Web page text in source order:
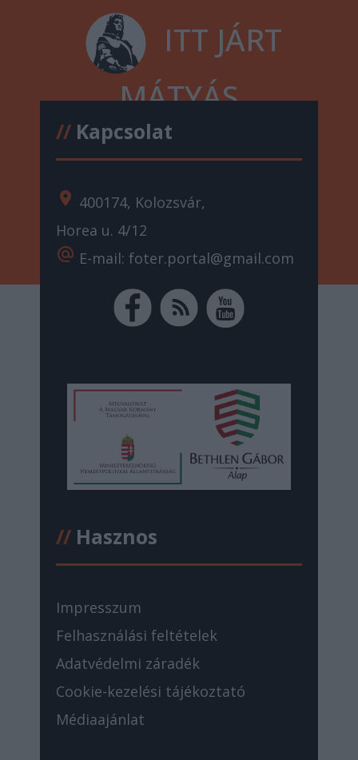
ITT JÁRT
MÁTYÁS
//Kapcsolat
location_on 400174, Kolozsvár,
Horea u. 4/12
alternate_email E-mail: foter.portal@gmail.com
//Hasznos
Impresszum
Felhasználási feltételek
Adatvédelmi záradék
Cookie-kezelési tájékoztató
Médiaajánlat